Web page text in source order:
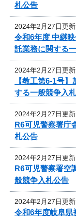
札公告
2024年2月27日更新
令和6年度 中継
託業務に関する
2024年2月27日更新
【教工第6-1号
する一般競争入
2024年2月27日更新
R6可児警察署庁
札公告
2024年2月27日更新
R6可児警察署空
般競争入札公告
2024年2月27日更新
令和6年度岐阜県